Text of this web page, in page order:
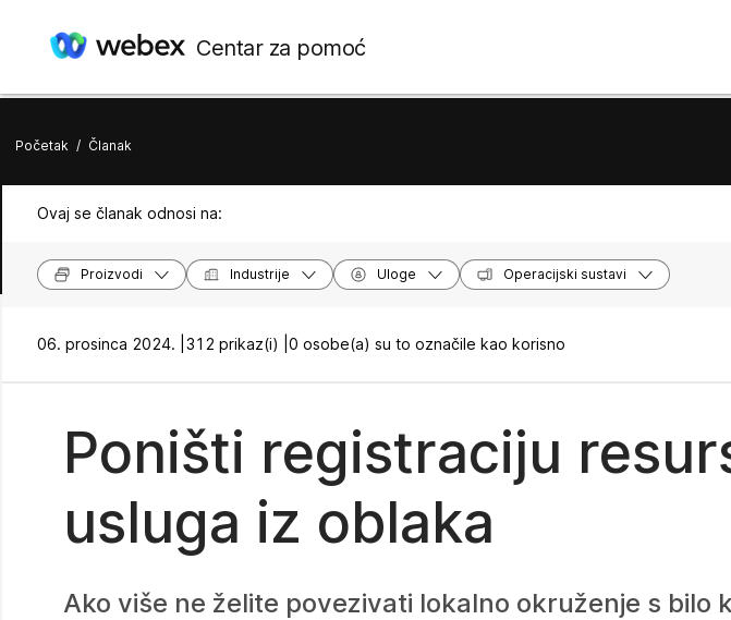
Centar za pomoć
Početak / Članak
Ovaj se članak odnosi na:
Proizvodi Industrije Uloge Operacijski sustavi
06. prosinca 2024. | 312 prikaz(i) | 0 osobe(a) su to označile kao korisno
Poništi registraciju
usluga iz oblaka
Ako više ne želite povezivati lokalno okruženje s bilo